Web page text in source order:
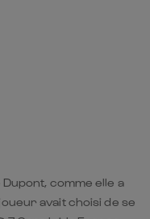
comme elle a
avait choisi de se